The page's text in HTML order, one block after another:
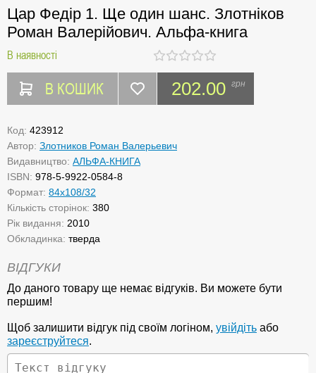
Цар Федір 1. Ще один шанс. Злотніков
Роман Валерійович. Альфа-книга
В наявності
В КОШИК 202.00 грн
Код: 423912
Автор: Злотников Роман Валерьевич
Видавництво: АЛЬФА-КНИГА
ISBN: 978-5-9922-0584-8
Формат: 84х108/32
Кількість сторінок: 380
Рік видання: 2010
Обкладинка: тверда
ВІДГУКИ
До даного товару ще немає відгуків. Ви можете бути
першим!
Щоб залишити відгук під своїм логіном, увійдіть або
зареєструйтеся.